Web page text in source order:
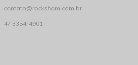
contato@rocksham.com.br
47 3354-4901